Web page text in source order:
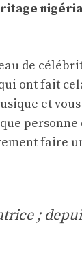
de
ont fait
et
faire
;